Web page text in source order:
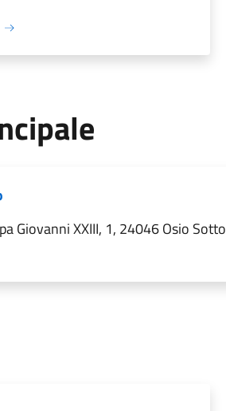
Giovanni XXIII, 1, 24046 Osio